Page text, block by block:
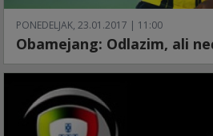
PONEDELJAK, 23.01.2017 | 11:00
Obamejang: Odlazim, ali